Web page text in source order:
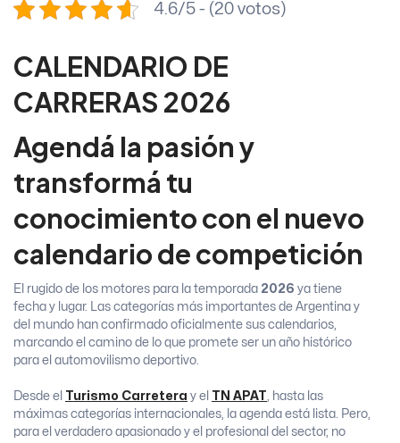
4.6/5 - (20 votos)
CALENDARIO DE
CARRERAS 2026
Agendá la pasión y
transformá tu
conocimiento con el nuevo
calendario de competición
El rugido de los motores para la temporada 2026 ya tiene
fecha y lugar. Las categorías más importantes de Argentina y
del mundo han confirmado oficialmente sus calendarios,
marcando el camino de lo que promete ser un año histórico
para el automovilismo deportivo.
Desde el Turismo Carretera y el TN APAT
, hasta las
máximas categorías internacionales, la agenda está lista. Pero,
para el verdadero apasionado y el profesional del sector, no